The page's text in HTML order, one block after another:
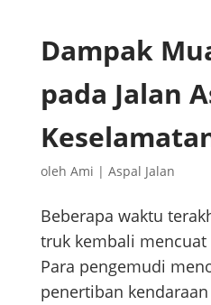
Dampak
pada Jalan
oleh Ami | Aspal Jalan
Beberapa waktu
truk kembali
Para pengemudi
penertiban